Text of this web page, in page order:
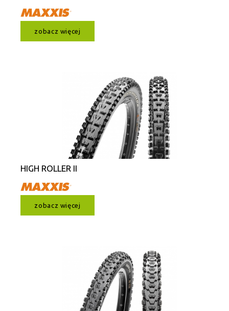
zobacz więcej
HIGH ROLLER II
zobacz więcej